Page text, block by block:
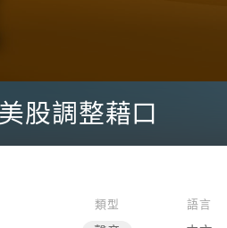
股調整藉口
類型 語言